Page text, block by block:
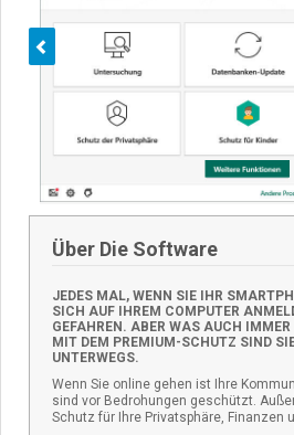
Über Die Software
JEDES MAL, WENN SIE IHR
SICH AUF IHREM COMPUTER
GEFAHREN. ABER WAS AUCH
MIT DEM PREMIUM-SCHUTZ SIND
UNTERWEGS.
Wenn Sie online gehen ist Ihre
sind vor Bedrohungen geschützt.
Schutz für Ihre Privatsphäre, Finanzen